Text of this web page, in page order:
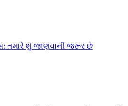
તમારે શું જાણવાની જરૂર છે